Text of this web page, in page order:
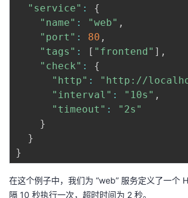
"service" :
{
"name" : "web" ,
"port" : 80 ,
"tags" : [ "frontend" ] ,
"check" :
{
"http" : "http://
"interval" : "10s" ,
"timeout" :
"2s"
}
}
}
在这个例子中，我们为 “web” 服务定义了一个
隔 10 秒执行一次，超时时间为 2 秒。